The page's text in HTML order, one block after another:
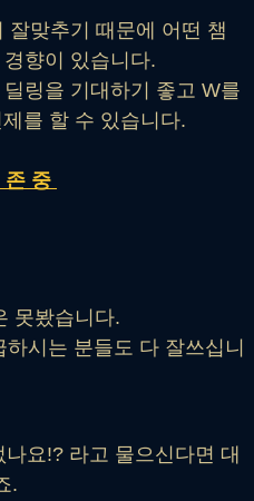
잘맞추기 때문에 어떤 챔
향이 있습니다.
링을 기대하기 좋고 W를
를 할 수 있습니다.
존 중
못봤습니다.
시는 분들도 다 잘쓰십니
요!? 라고 물으신다면 대
.